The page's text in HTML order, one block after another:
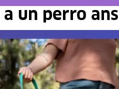
a un perro